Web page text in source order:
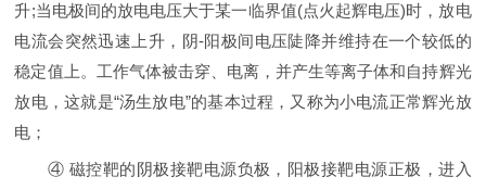
升;当电极间的放电电压大于某一临界值(点火起辉电压)时，放电
电流会突然迅速上升，阴-阳极间电压陡降并维持在一个较低的
稳定值上。工作气体被击穿、电离，并产生等离子体和自持辉光
放电，这就是“汤生放电”的基本过程，又称为小电流正常辉光放
电；
④ 磁控靶的阴极接靶电源负极，阳极接靶电源正极，进入